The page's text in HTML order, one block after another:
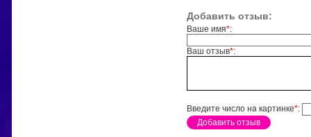
Добавить отзыв:
Ваше имя*:
Ваш отзыв*:
Введите число на картинке*: